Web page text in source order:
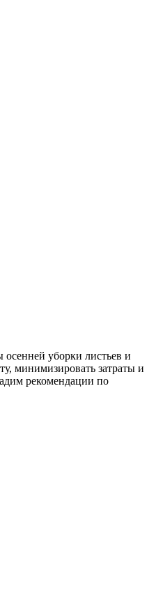
осенней уборки листьев и
минимизировать затраты и
рекомендации по